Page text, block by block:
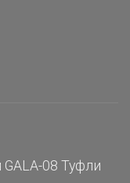
08 Туфли